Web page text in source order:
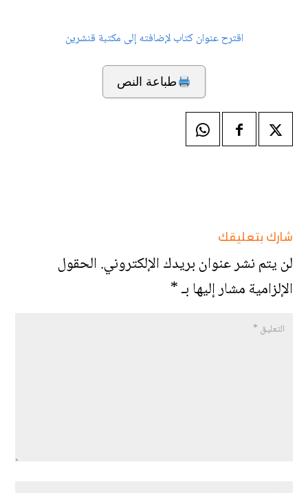
اقترح عنوان كتاب لإضافته إلى مكتبة قنشرين
طباعة النص
شارك بتعليقك
لن يتم نشر عنوان بريدك الإلكتروني.الحقول
الإلزامية مشار إليها بـ*